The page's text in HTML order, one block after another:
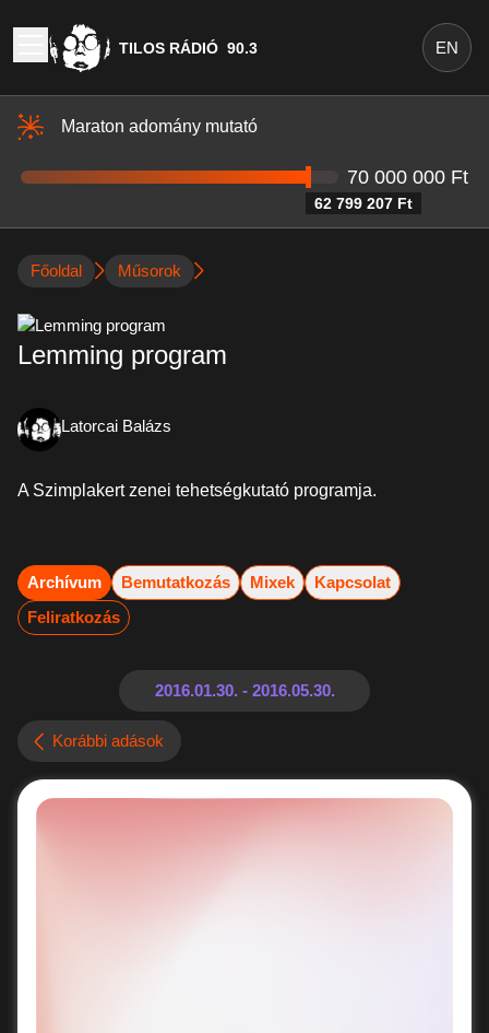
TILOS RÁDIÓ 90.3 EN
Maraton adomány mutató
62 799 207 Ft
70 000 000 Ft
Főoldal Műsorok
Lemming program
Latorcai Balázs
A Szimplakert zenei tehetségkutató programja.
Archívum Bemutatkozás Mixek
Kapcsolat
Feliratkozás
Korábbi adások